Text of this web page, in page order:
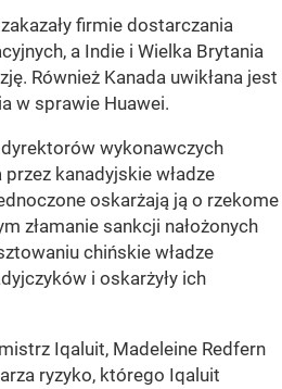
firmie dostarczania
a Indie i Wielka Brytania
Również Kanada uwikłana jest
w sprawie Huawei.
wykonawczych
kanadyjskie władze
oskarżają ją o rzekome
złamanie sankcji nałożonych
chińskie władze
i oskarżyły ich
Iqaluit, Madeleine Redfern
ryzyko, którego Iqaluit